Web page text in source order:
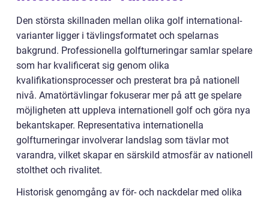
Den största skillnaden mellan olika golf international-
varianter ligger i tävlingsformatet och spelarnas
bakgrund. Professionella golfturneringar samlar spelare
som har kvalificerat sig genom olika
kvalifikationsprocesser och presterat bra på nationell
nivå. Amatörtävlingar fokuserar mer på att ge spelare
möjligheten att uppleva internationell golf och göra nya
bekantskaper. Representativa internationella
golfturneringar involverar landslag som tävlar mot
varandra, vilket skapar en särskild atmosfär av nationell
stolthet och rivalitet.
Historisk genomgång av för- och nackdelar med olika